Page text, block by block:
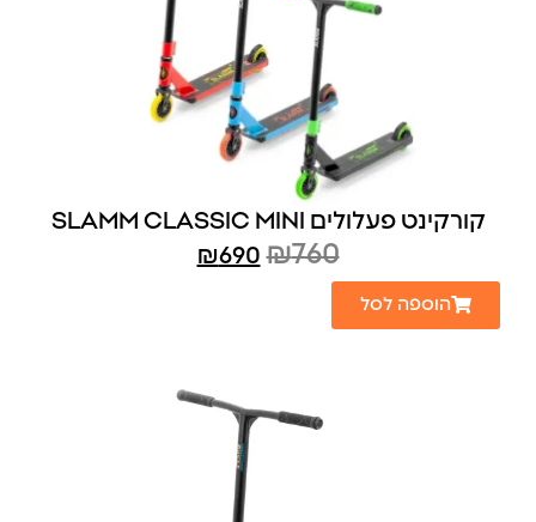
קורקינט פעלולים SLAMM CLASSIC MINI
₪760
₪690
הוספה לסל